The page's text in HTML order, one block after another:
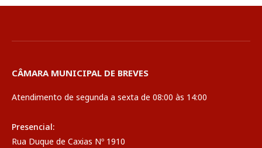
CÂMARA MUNICIPAL DE BREVES
Atendimento de segunda a sexta de 08:00 às 14:00
Presencial:
Rua Duque de Caxias Nº 1910